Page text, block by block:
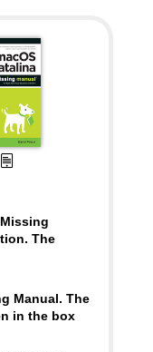
The
Manual. The
in the box